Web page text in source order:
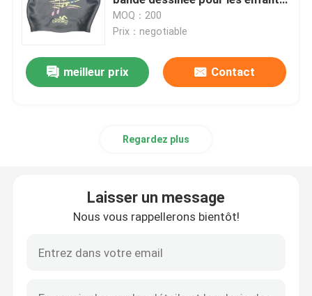
lunettes de ski de neige
imperméabilisez le chapeau de bain
Motocross emballant des lunettes
lunettes de soleil polarisées de sport
unisexes
MOQ：200
Prix：negotiable
meilleur prix Contact
Regardez plus
Laisser un message
Nous vous rappellerons bientôt!